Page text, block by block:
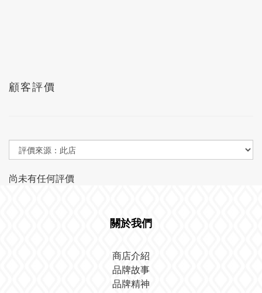
顧客評價
尚未有任何評價
關於我們
商店介紹
品牌故事
品牌精神